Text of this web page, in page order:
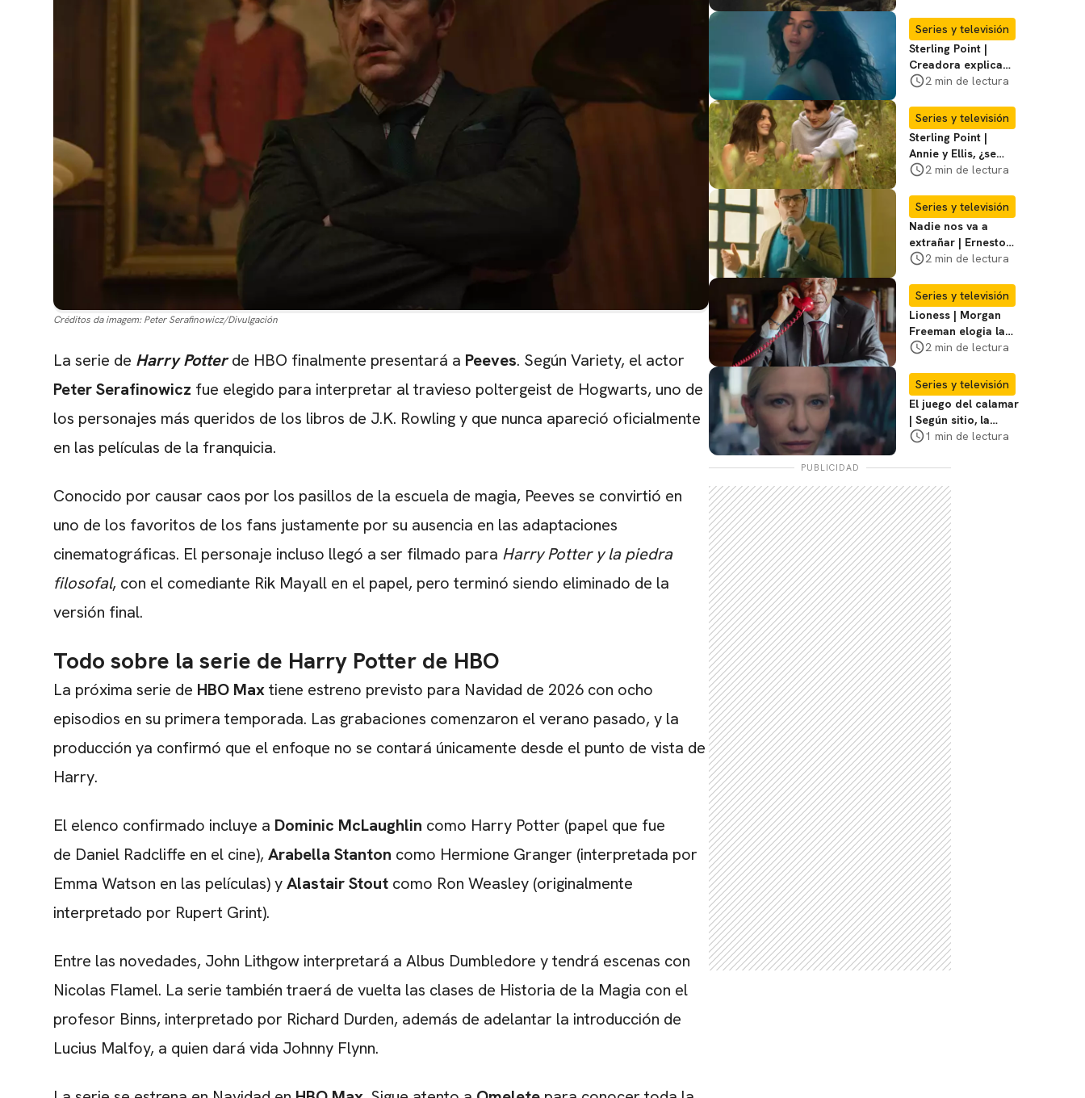
Créditos da imagem: Peter Serafinowicz/Divulgación
La serie de Harry Potterde HBO finalmente presentará a Peeves. Según Variety, el actor
Peter Serafinowicz fue elegido para interpretar al travieso poltergeist de Hogwarts, uno de
los personajes más queridos de los libros de J.K. Rowling y que nunca apareció oficialmente
en las películas de la franquicia.
Conocido por causar caos por los pasillos de la escuela de magia, Peeves se convirtió en
uno de los favoritos de los fans justamente por su ausencia en las adaptaciones
cinematográficas. El personaje incluso llegó a ser filmado para Harry Potter y la piedra
filosofal, con el comediante Rik Mayall en el papel, pero terminó siendo eliminado de la
versión final.
Todo sobre la serie de Harry Potter de HBO
La próxima serie de HBO Maxtiene estreno previsto para Navidad de 2026 con ocho
episodios en su primera temporada. Las grabaciones comenzaron el verano pasado, y la
producción ya confirmó que el enfoque no se contará únicamente desde el punto de vista de
Harry.
El elenco confirmado incluye a Dominic McLaughlin como Harry Potter (papel que fue
de Daniel Radcliffe en el cine), Arabella Stanton como Hermione Granger (interpretada por
Emma Watson en las películas) yAlastair Stout como Ron Weasley (originalmente
interpretado por Rupert Grint).
Entre las novedades, John Lithgow interpretará a Albus Dumbledore y tendrá escenas con
Nicolas Flamel. La serie también traerá de vuelta las clases de Historia de la Magia con el
profesor Binns, interpretado por Richard Durden, además de adelantar la introducción de
Lucius Malfoy, a quien dará vida Johnny Flynn.
temporada 3
Series y televisión
Sterling Point |
Creadora explica
momentos clave del
2 min de lectura
Series y televisión
Sterling Point |
Annie y Ellis, ¿se
quedan juntos o
2 min de lectura
Series y televisión
Nadie nos va a
extrañar | Ernesto
Laguardia habla
2
2 min de lectura
Series y televisión
Lioness | Morgan
Freeman elogia la
escritura de Taylor
coraje"
2 min de lectura
Series y televisión
El juego del calamar
| Según sitio, la
versión de David
debería suceder
1 min de lectura
PUBLICIDAD